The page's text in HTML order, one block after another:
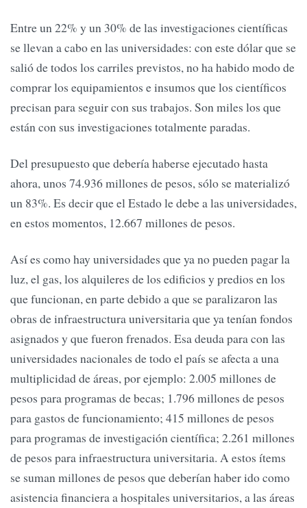
Entre un 22% y un 30% de las investigaciones científicas
se llevan a cabo en las universidades: con este dólar que se
salió de todos los carriles previstos, no ha habido modo de
comprar los equipamientos e insumos que los científicos
precisan para seguir con sus trabajos. Son miles los que
están con sus investigaciones totalmente paradas.
Del presupuesto que debería haberse ejecutado hasta
ahora, unos 74.936 millones de pesos, sólo se materializó
un 83%. Es decir que el Estado le debe a las universidades,
en estos momentos, 12.667 millones de pesos.
Así es como hay universidades que ya no pueden pagar la
luz, el gas, los alquileres de los edificios y predios en los
que funcionan, en parte debido a que se paralizaron las
obras de infraestructura universitaria que ya tenían fondos
asignados y que fueron frenados. Esa deuda para con las
universidades nacionales de todo el país se afecta a una
multiplicidad de áreas, por ejemplo: 2.005 millones de
pesos para programas de becas; 1.796 millones de pesos
para gastos de funcionamiento; 415 millones de pesos
para programas de investigación científica; 2.261 millones
de pesos para infraestructura universitaria. A estos ítems
se suman millones de pesos que deberían haber ido como
asistencia financiera a hospitales universitarios, a las áreas